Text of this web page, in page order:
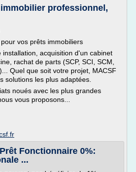
professionnel,
vos prêts immobiliers
installation, acquisition d'un cabinet
rachat de parts (SCP, SCI, SCM,
Quel que soit votre projet, MACSF
solutions les plus adaptées.
noués avec les plus grandes
vous proposons...
Fonctionnaire 0%:
...